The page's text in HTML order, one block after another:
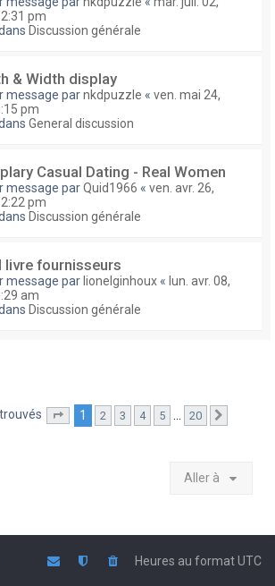
pm
Discussion générale
& Width display
message parnkdpuzzle « ven. mai 24,
pm
General discussion
Сasual Dating - Real Women
message parQuid1966 « ven. avr. 26,
pm
Discussion générale
livre fournisseurs
message par lionelginhoux « lun. avr. 08,
am
Discussion générale
Page sur20
1 2 3 4 5 … 20
Aller à
Heures au formatUTC